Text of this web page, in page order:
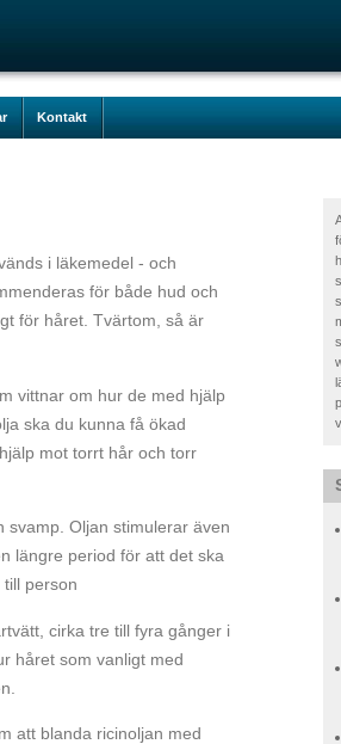
Kontakt
i läkemedel - och
för både hud och
för håret. Tvärtom, så är
vittnar om hur de med hjälp
ska du kunna få ökad
mot torrt hår och torr
svamp. Oljan stimulerar även
längre period för att det ska
person
cirka tre till fyra gånger i
håret som vanligt med
att blanda ricinoljan med